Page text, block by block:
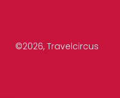
©2026, Travelcircus